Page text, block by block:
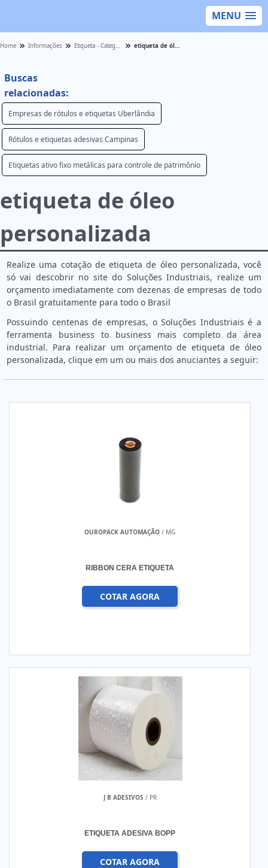
MENU
Home Informações Etiqueta - Categoria etiqueta de óleo personalizada
Buscas
relacionadas:
Empresas de rótulos e etiquetas Uberlândia
Rótulos e etiquetas adesivas Campinas
Etiquetas ativo fixo metálicas para controle de patrimônio
etiqueta de óleo
personalizada
Realize uma cotação de etiqueta de óleo personalizada, você
só vai descobrir no site do Soluções Industriais, realize um
orçamento imediatamente com dezenas de empresas de todo
o Brasil gratuitamente para todo o Brasil
Possuindo centenas de empresas, o Soluções Industriais é a
ferramenta business to business mais completo da área
industrial. Para realizar um orçamento de etiqueta de óleo
personalizada, clique em um ou mais dos anuciantes a seguir:
OUROPACK AUTOMAÇÃO / MG
RIBBON CERA ETIQUETA
COTAR AGORA
J B ADESIVOS / PR
ETIQUETA ADESIVA BOPP
COTAR AGORA